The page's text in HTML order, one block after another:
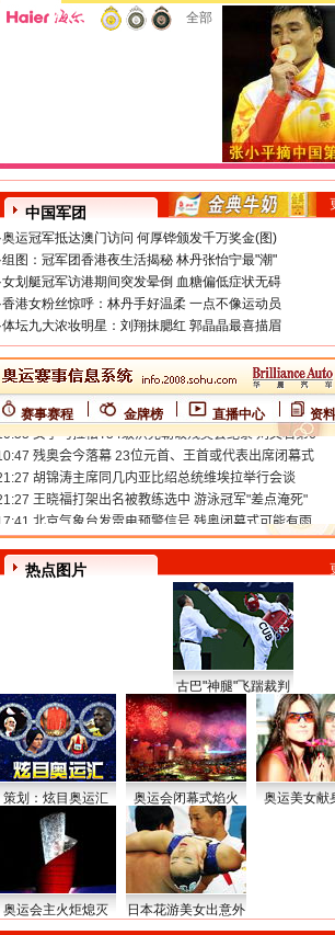
全部
中国军团
·奥运冠军抵达澳门访问 何厚铧颁发千万奖金(图)
·组图：冠军团香港夜生活揭秘 林丹张怡宁最"潮"
·女划艇冠军访港期间突发晕倒 血糖偏低症状无碍
·香港女粉丝惊呼：林丹手好温柔 一点不像运动员
·体坛九大浓妆明星：刘翔抹腮红 郭晶晶最喜描眉
赛事赛程 金牌榜 直播中心 资
热点图片
古巴"神腿"飞踹裁判
策划：炫目奥运汇 奥运会闭幕式焰火 奥运美女献
奥运会主火炬熄灭 日本花游美女出意外